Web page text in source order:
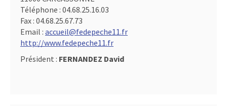
Téléphone : 04.68.25.16.03
Fax : 04.68.25.67.73
Email : accueil@fedepeche11.fr
http://www.fedepeche11.fr
Président : FERNANDEZ David